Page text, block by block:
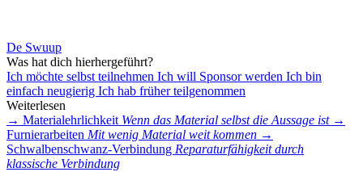
De Swuup
Was hat dich hierhergeführt?
Ich möchte selbst teilnehmen Ich will Sponsor werden Ich bin
einfach neugierig Ich hab früher teilgenommen
Weiterlesen
→ Materialehrlichkeit Wenn das Material selbst die Aussage ist →
Furnierarbeiten Mit wenig Material weit kommen →
Schwalbenschwanz-Verbindung Reparaturfähigkeit durch
klassische Verbindung